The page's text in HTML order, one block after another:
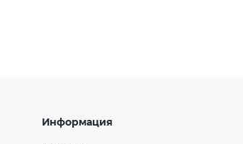
Информация